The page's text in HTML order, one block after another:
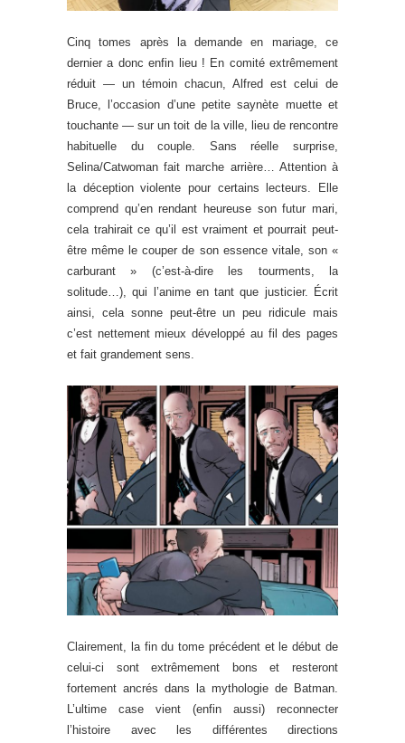
Cinq tomes après la demande en mariage, ce
dernier a donc enfin lieu ! En comité extrêmement
réduit — un témoin chacun, Alfred est celui de
Bruce, l’occasion d’une petite saynète muette et
touchante — sur un toit de la ville, lieu de rencontre
habituelle du couple. Sans réelle surprise,
Selina/Catwoman fait marche arrière… Attention à
la déception violente pour certains lecteurs. Elle
comprend qu’en rendant heureuse son futur mari,
cela trahirait ce qu’il est vraiment et pourrait peut-
être même le couper de son essence vitale, son «
carburant » (c’est-à-dire les tourments, la
solitude…), qui l’anime en tant que justicier. Écrit
ainsi, cela sonne peut-être un peu ridicule mais
c’est nettement mieux développé au fil des pages
et fait grandement sens.
Clairement, la fin du tome précédent et le début de
celui-ci sont extrêmement bons et resteront
fortement ancrés dans la mythologie de Batman.
L’ultime case vient (enfin aussi) reconnecter
l’histoire avec les différentes directions